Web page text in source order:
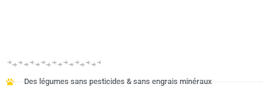
Des légumes sans pesticides & sans engrais minéraux